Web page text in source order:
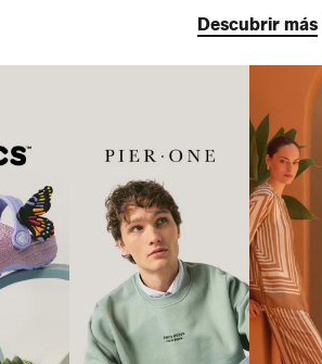
Descubrir más